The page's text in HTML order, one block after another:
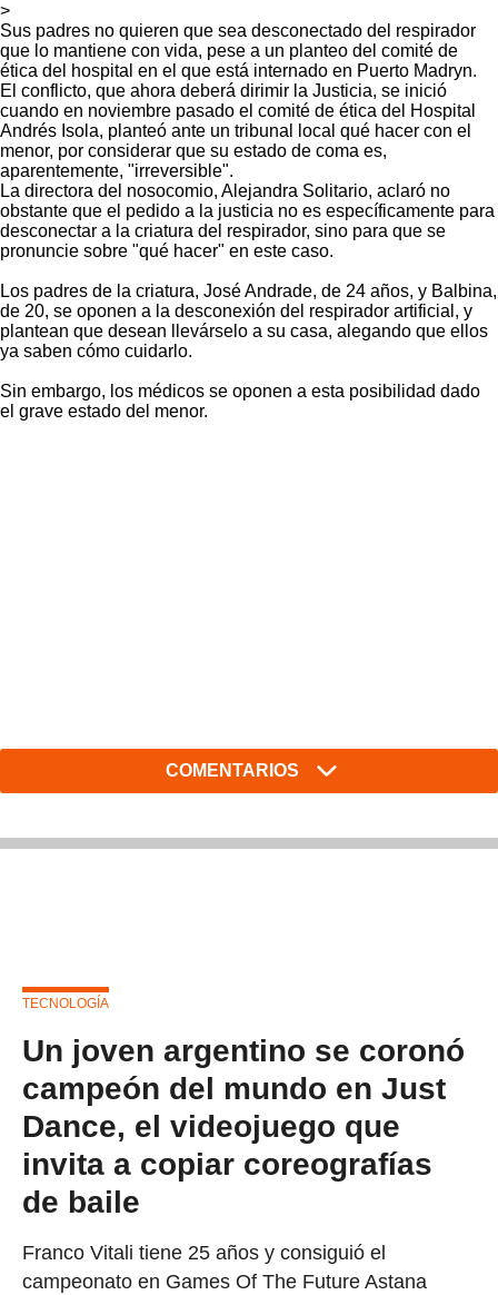
>
Sus padres no quieren que sea desconectado del respirador
que lo mantiene con vida, pese a un planteo del comité de
ética del hospital en el que está internado en Puerto Madryn.
El conflicto, que ahora deberá dirimir la Justicia, se inició
cuando en noviembre pasado el comité de ética del Hospital
Andrés Isola, planteó ante un tribunal local qué hacer con el
menor, por considerar que su estado de coma es,
aparentemente, "irreversible".
La directora del nosocomio, Alejandra Solitario, aclaró no
obstante que el pedido a la justicia no es específicamente para
desconectar a la criatura del respirador, sino para que se
pronuncie sobre "qué hacer" en este caso.
Los padres de la criatura, José Andrade, de 24 años, y Balbina,
de 20, se oponen a la desconexión del respirador artificial, y
plantean que desean llevárselo a su casa, alegando que ellos
ya saben cómo cuidarlo.
Sin embargo, los médicos se oponen a esta posibilidad dado
el grave estado del menor.
COMENTARIOS